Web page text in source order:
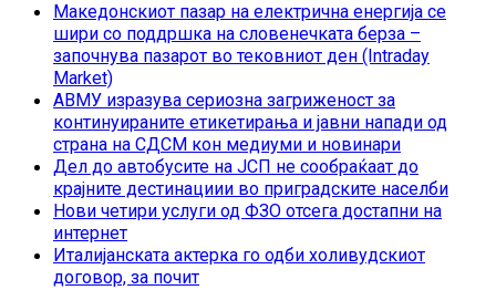
Македонскиот пазар на електрична енергија се
шири со поддршка на словенечката берза –
започнува пазарот во тековниот ден (Intraday
Market)
АВМУ изразува сериозна загриженост за
континуираните етикетирања и јавни напади од
страна на СДСМ кон медиуми и новинари
Дел до автобусите на ЈСП не сообраќаат до
крајните дестинациии во приградските населби
Нови четири услуги од ФЗО отсега достапни на
интернет
Италијанската актерка го одби холивудскиот
договор, за почит